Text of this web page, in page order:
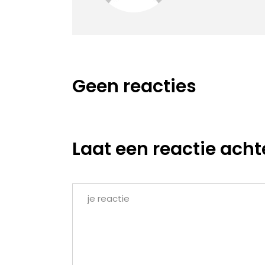
Geen reacties
Laat een reactie